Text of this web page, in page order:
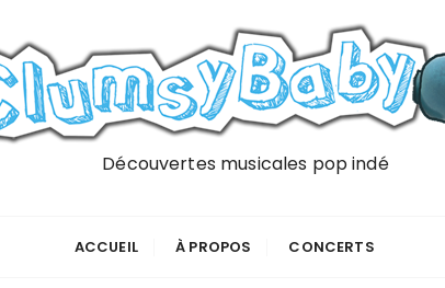
Découvertes musicales pop indé
ACCUEIL À PROPOS CONCERTS